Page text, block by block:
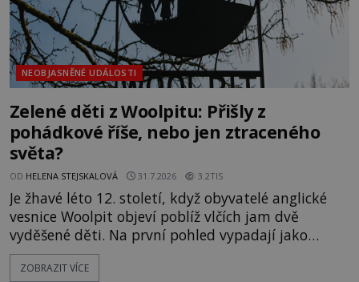
NEOBJASNĚNÉ UDÁLOSTI
Zelené děti z Woolpitu: Přišly z
pohádkové říše, nebo jen ztraceného
světa?
OD HELENA STEJSKALOVÁ 31.7.2026 3.2TIS
Je žhavé léto 12. století, když obyvatelé anglické
vesnice Woolpit objeví poblíž vlčích jam dvě
vyděšené děti. Na první pohled vypadají jako
každé jiné, až na jednu děsivou výjimku. Jejich
kůže má nazelenalý odstín, mluví
ZOBRAZIT VÍCE